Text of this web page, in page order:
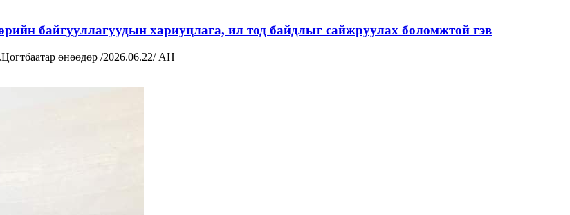
байгууллагуудын хариуцлага, ил тод байдлыг сайжруулах боломжтой гэв
өнөөдөр /2026.06.22/ АН